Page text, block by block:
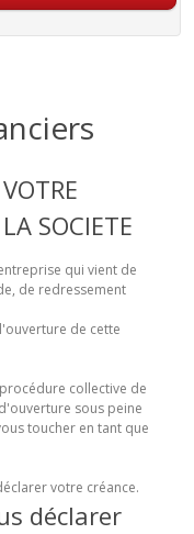
SOCIETE
qui vient de
de redressement
de cette
collective de
sous peine
toucher en tant que
votre créance.
déclarer